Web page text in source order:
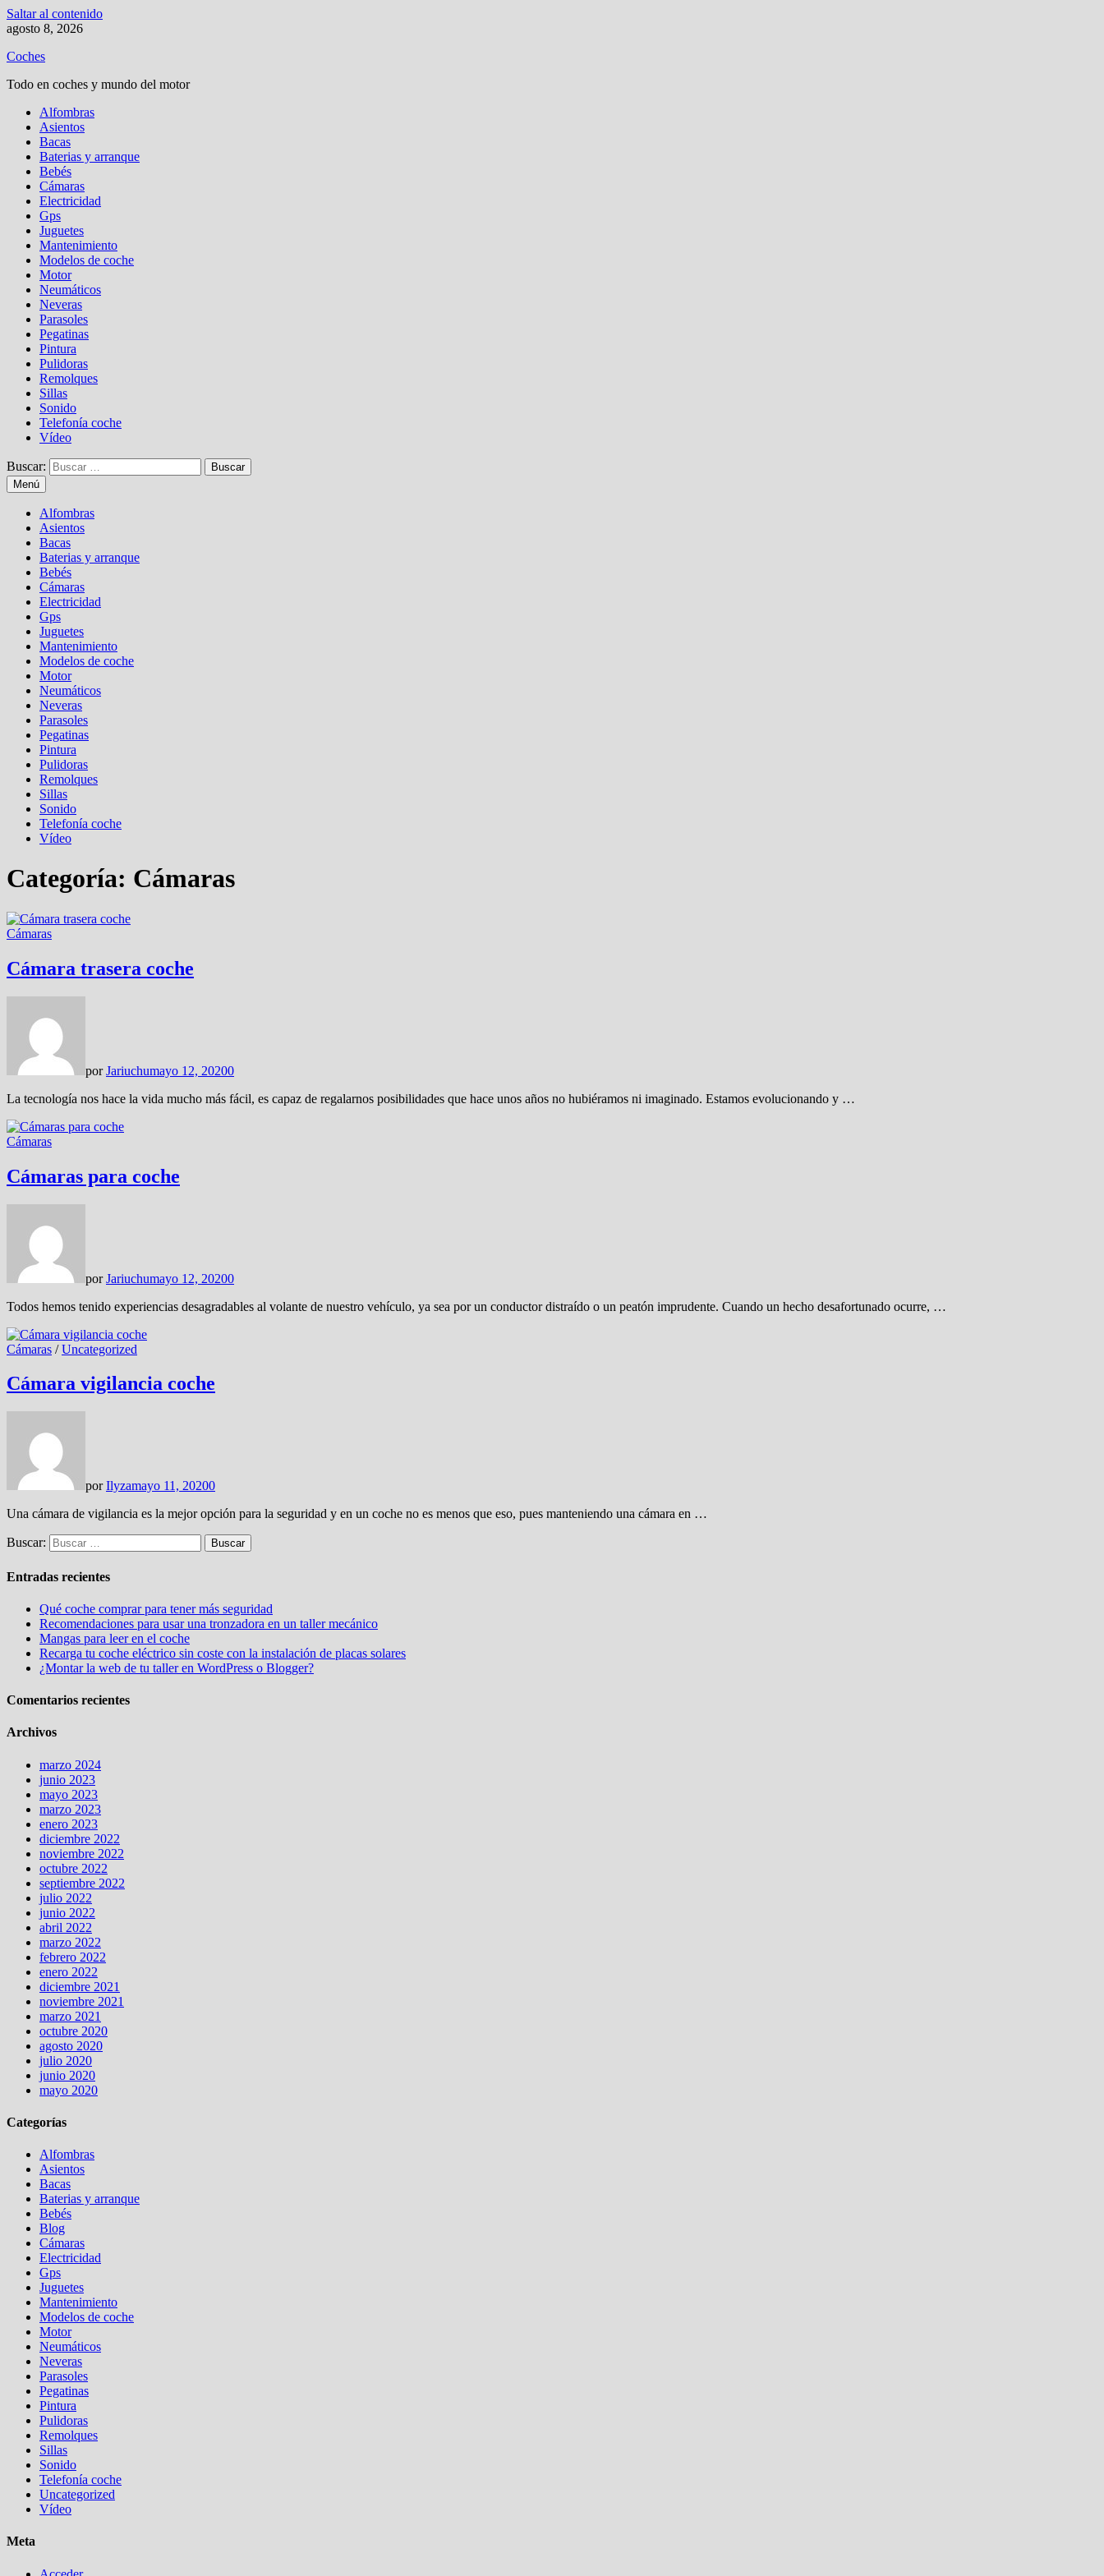
Saltar al contenido
agosto 8, 2026
Coches
Todo en coches y mundo del motor
Alfombras
Asientos
Bacas
Baterias y arranque
Bebés
Cámaras
Electricidad
Gps
Juguetes
Mantenimiento
Modelos de coche
Motor
Neumáticos
Neveras
Parasoles
Pegatinas
Pintura
Pulidoras
Remolques
Sillas
Sonido
Telefonía coche
Vídeo
Buscar:
Menú
Alfombras
Asientos
Bacas
Baterias y arranque
Bebés
Cámaras
Electricidad
Gps
Juguetes
Mantenimiento
Modelos de coche
Motor
Neumáticos
Neveras
Parasoles
Pegatinas
Pintura
Pulidoras
Remolques
Sillas
Sonido
Telefonía coche
Vídeo
Categoría: Cámaras
Cámaras
Cámara trasera coche
porJariuchumayo 12, 20200
La tecnología nos hace la vida mucho más fácil, es capaz de regalarnos posibilidades que hace unos años no hubiéramos ni imaginado. Estamos evolucionando y …
Cámaras
Cámaras para coche
porJariuchumayo 12, 20200
Todos hemos tenido experiencias desagradables al volante de nuestro vehículo, ya sea por un conductor distraído o un peatón imprudente. Cuando un hecho desafortunado ocurre, …
Cámaras /Uncategorized
Cámara vigilancia coche
porIlyzamayo 11, 20200
Una cámara de vigilancia es la mejor opción para la seguridad y en un coche no es menos que eso, pues manteniendo una cámara en …
Buscar:
Entradas recientes
Qué coche comprar para tener más seguridad
Recomendaciones para usar una tronzadora en un taller mecánico
Mangas para leer en el coche
Recarga tu coche eléctrico sin coste con la instalación de placas solares
¿Montar la web de tu taller en WordPress o Blogger?
Comentarios recientes
Archivos
marzo 2024
junio 2023
mayo 2023
marzo 2023
enero 2023
diciembre 2022
noviembre 2022
octubre 2022
septiembre 2022
julio 2022
junio 2022
abril 2022
marzo 2022
febrero 2022
enero 2022
diciembre 2021
noviembre 2021
marzo 2021
octubre 2020
agosto 2020
julio 2020
junio 2020
mayo 2020
Categorías
Alfombras
Asientos
Bacas
Baterias y arranque
Bebés
Blog
Cámaras
Electricidad
Gps
Juguetes
Mantenimiento
Modelos de coche
Motor
Neumáticos
Neveras
Parasoles
Pegatinas
Pintura
Pulidoras
Remolques
Sillas
Sonido
Telefonía coche
Uncategorized
Vídeo
Meta